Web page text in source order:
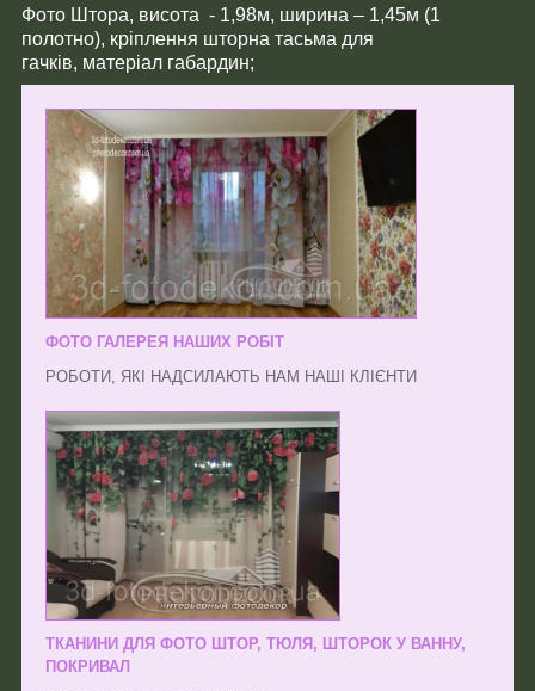
Фото Штора, висота - 1,98м, ширина – 1,45м (1
полотно), кріплення шторна тасьма для
гачків, матеріал габардин;
ФОТО ГАЛЕРЕЯ НАШИХ РОБІТ
РОБОТИ, ЯКІ НАДСИЛАЮТЬ НАМ НАШІ КЛІЄНТИ
ТКАНИНИ ДЛЯ ФОТО ШТОР, ТЮЛЯ, ШТОРОК У ВАННУ,
ПОКРИВАЛ